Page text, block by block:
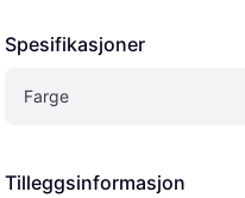
Spesifikasjoner
Farge
Tilleggsinformasjon